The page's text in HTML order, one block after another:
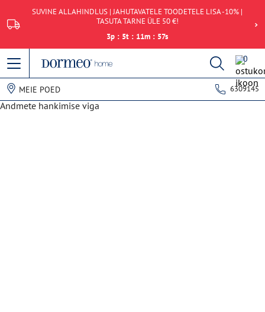
SUVINE ALLAHINDLUS | JAHUTAVATELE TOODETELE LISA -10% |
TASUTA TARNE ÜLE 50 €!
3p : 5t : 11m : 57s
0
MEIE POED 6309145
Andmete hankimise viga